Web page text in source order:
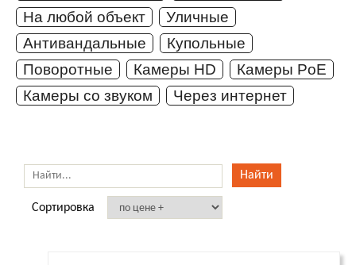
На любой объект
Уличные
Антивандальные
Купольные
Поворотные
Камеры HD
Камеры PoE
Камеры со звуком
Через интернет
Сортировка